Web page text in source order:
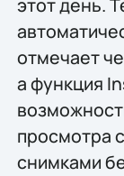
этот день.
отмечает
а функция
просмотра
снимками